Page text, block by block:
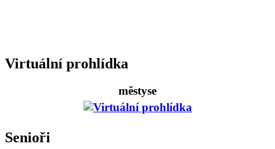
Virtuální prohlídka
městyse
Senioři